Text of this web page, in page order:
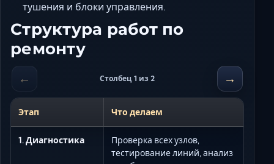
тушения и блоки управления.
Структура работ по
ремонту
← Столбец 1 из 2 →
Этап Что делаем
1. Диагностика
Проверка всех узлов,
тестирование линий, анализ